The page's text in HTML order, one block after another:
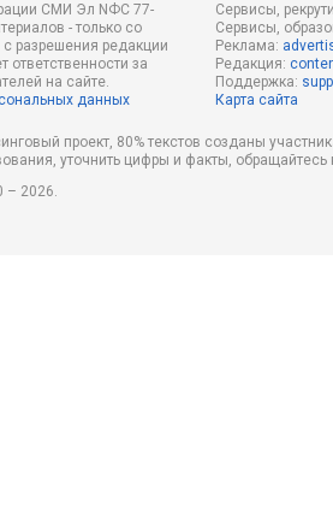
СМИ Эл NФС 77-
- только со
с разрешения редакции
ответственности за
на сайте.
данных
Сервисы,
Сервисы,
Реклама:
Редакция:
Поддержка:
Карта сайта
проект, 80% текстов созданы
уточнить цифры и факты,
– 2026.